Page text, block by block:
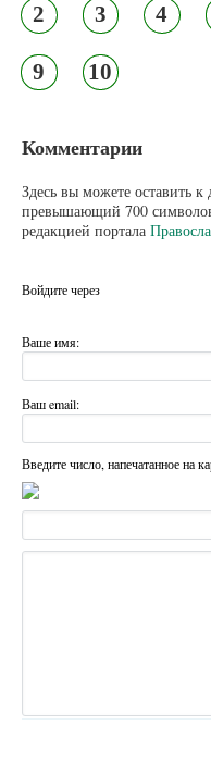
2 3 4
9 10
Комментарии
Здесь вы можете оставить
превышающий 700
редакцией портала
Войдите через
Ваше имя:
Ваш email:
Введите число, напечатанное на